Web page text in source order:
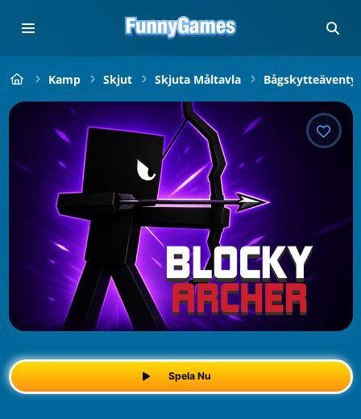
Kamp Skjut Skjuta Måltavla Bågskytteäventyr
Spela Nu